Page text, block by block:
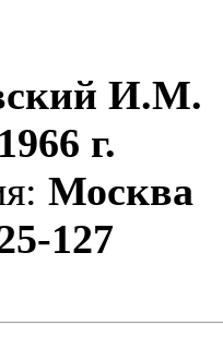
И.М.
1966 г.
Москва
127